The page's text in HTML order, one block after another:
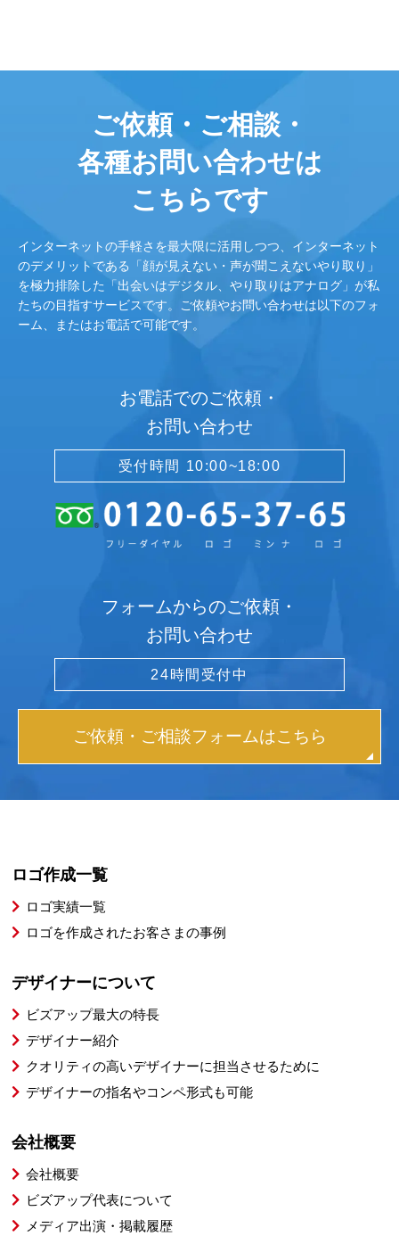
ご依頼・ご相談・
各種お問い合わせは
こちらです
インターネットの手軽さを最大限に活用しつつ、インターネット
のデメリットである「顔が見えない・声が聞こえないやり取り」
を極力排除した「出会いはデジタル、やり取りはアナログ」が私
たちの目指すサービスです。ご依頼やお問い合わせは以下のフォ
ーム、またはお電話で可能です。
お電話でのご依頼・
お問い合わせ
受付時間 10:00~18:00
フォームからのご依頼・
お問い合わせ
24時間受付中
ご依頼・ご相談フォームはこちら
ロゴ作成一覧
ロゴ実績一覧
ロゴを作成されたお客さまの事例
デザイナーについて
ビズアップ最大の特長
デザイナー紹介
クオリティの高いデザイナーに担当させるために
デザイナーの指名やコンペ形式も可能
会社概要
会社概要
ビズアップ代表について
メディア出演・掲載履歴